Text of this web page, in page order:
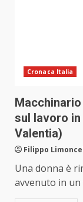
Cronaca Italia
sul lavoro
Valentia)
Filippo
Una donna è
avvenuto in un